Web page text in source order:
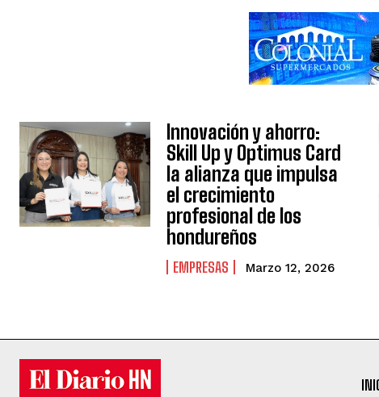
Innovación y ahorro:
Skill Up y Optimus Card
la alianza que impulsa
el crecimiento
profesional de los
hondureños
EMPRESAS Marzo 12, 2026